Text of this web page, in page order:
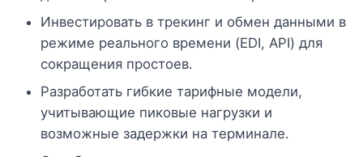
Инвестировать в трекинг и обмен данными в
режиме реального времени (EDI, API) для
сокращения простоев.
Разработать гибкие тарифные модели,
учитывающие пиковые нагрузки и
возможные задержки на терминале.